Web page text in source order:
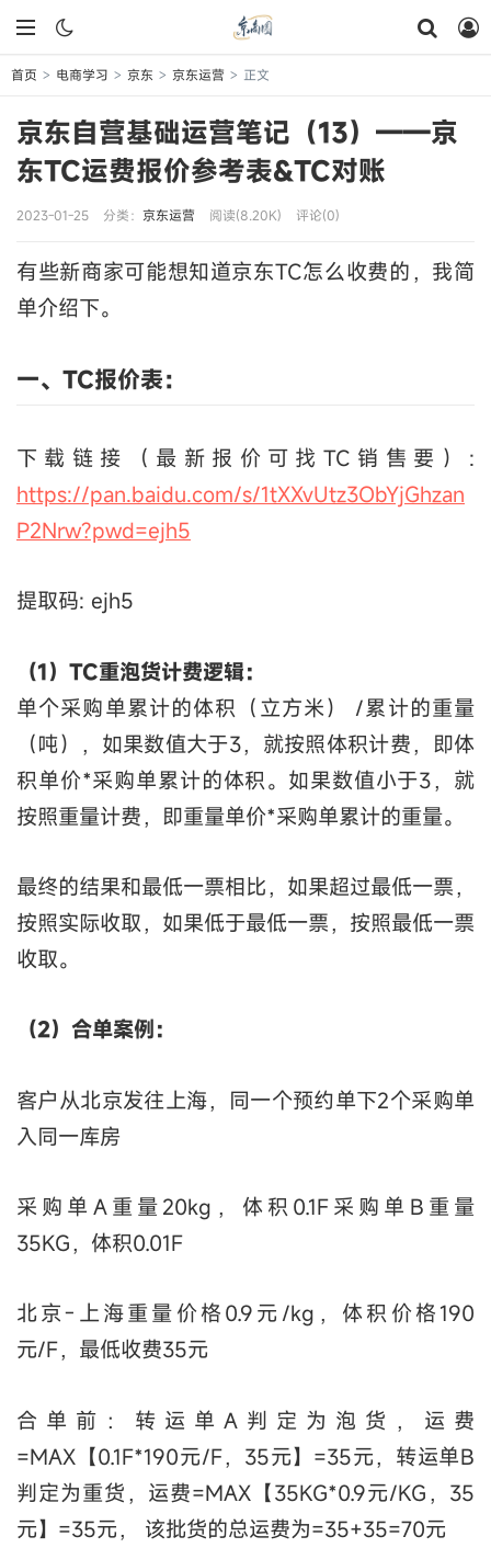
首页 > 电商学习 > 京东 > 京东运营 > 正文
京东自营基础运营笔记（13）——京
东TC运费报价参考表&TC对账
2023-01-25 分类： 京东运营 阅读(8.20K) 评论(0)
有些新商家可能想知道京东TC怎么收费的，我简
单介绍下。
一、TC报价表：
下载链接（最新报价可找TC销售要）:
https://pan.baidu.com/s/1tXXvUtz3ObYjGhzan
P2Nrw?pwd=ejh5
提取码: ejh5
（1）TC重泡货计费逻辑：
单个采购单累计的体积（立方米） /累计的重量
（吨），如果数值大于3，就按照体积计费，即体
积单价*采购单累计的体积。如果数值小于3，就
按照重量计费，即重量单价*采购单累计的重量。
最终的结果和最低一票相比，如果超过最低一票，
按照实际收取，如果低于最低一票，按照最低一票
收取。
（2）合单案例：
客户从北京发往上海，同一个预约单下2个采购单
入同一库房
采购单A重量20kg，体积0.1F采购单B重量
35KG，体积0.01F
北京-上海重量价格0.9元/kg，体积价格190
元/F，最低收费35元
合单前：转运单A判定为泡货，运费
=MAX【0.1F*190元/F，35元】=35元，转运单B
判定为重货，运费=MAX【35KG*0.9元/KG，35
元】=35元， 该批货的总运费为=35+35=70元